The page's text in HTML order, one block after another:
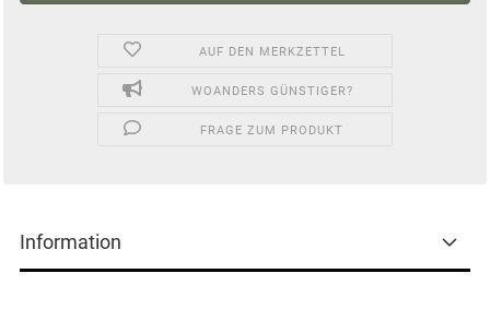
AUF DEN MERKZETTEL
WOANDERS GÜNSTIGER?
FRAGE ZUM PRODUKT
Information